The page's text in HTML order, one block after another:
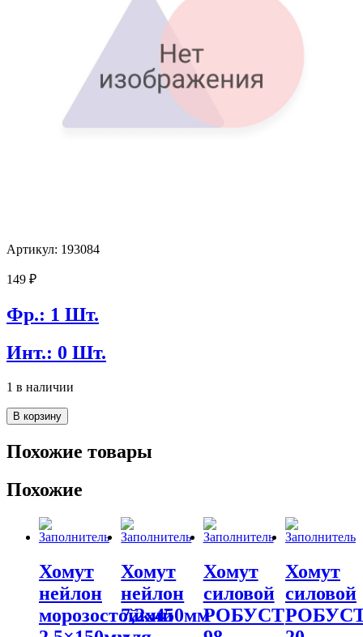
Артикул: 193084
149 ₽
Фр.: 1 Шт.
Инт.: 0 Шт.
1 в наличии
Количество
товара
Хомут
силовой
60-
В корзину
Похожие товары
Похожие
Хомут
нейлон
морозостойкий
Хомут
нейлон
7,2х450мм
Хомут
силовой
РОБУСТ
Хомут
силовой